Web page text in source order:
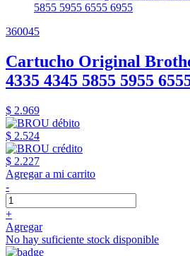
360045
Cartucho Original
4335 4345 5855 5955
$ 2.969
$ 2.524
$ 2.227
Agregar a mi carrito
-
+
Agregar
No hay suficiente stock disponible